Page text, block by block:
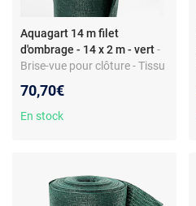
Aquagart 14 m filet
d'ombrage - 14 x 2 m - vert-
Brise-vue pour clôture - Tissu
m - Montage facile
70,70€
En stock